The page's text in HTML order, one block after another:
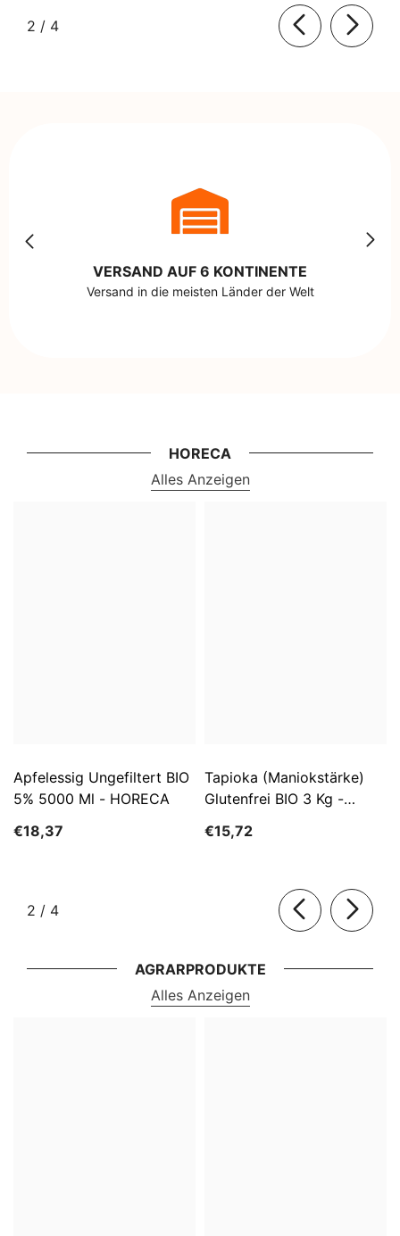
2 / von
4
VERSAND AUF 6 KONTINENTE
Versand in die meisten Länder der Welt
HORECA
Alles Anzeigen
Apfelessig Ungefiltert BIO
5% 5000 Ml - HORECA
€18,37
Tapioka (Maniokstärke)
Glutenfrei BIO 3 Kg -
€15,72
2 / von
4
AGRARPRODUKTE
Alles Anzeigen